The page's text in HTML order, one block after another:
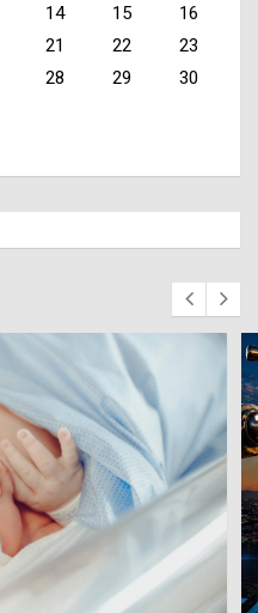
14 15
16
21 22
23
28 29
30